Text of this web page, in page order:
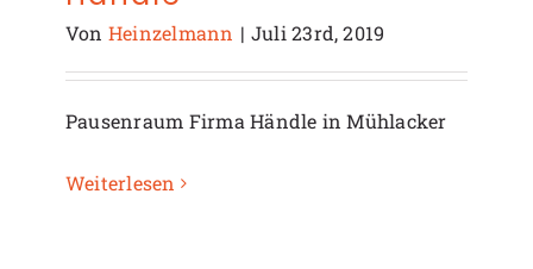
Von Heinzelmann | Juli 23rd, 2019
Pausenraum Firma Händle in Mühlacker
Weiterlesen